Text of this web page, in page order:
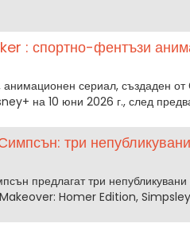
: спортно-фентъзи
сериал, създаден
на 10 юни 2026 г., след
три
предлагат три
Homer Edition,